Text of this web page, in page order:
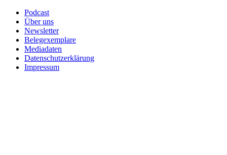
Podcast
Über uns
Newsletter
Belegexemplare
Mediadaten
Datenschutzerklärung
Impressum